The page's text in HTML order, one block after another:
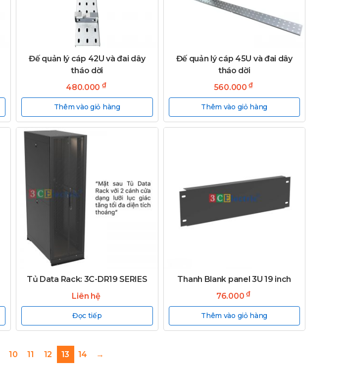
Đế quản lý cáp 42U và đai dây
tháo dời
480.000 ₫
Thêm vào giỏ hàng
Đế quản lý cáp 45U và đai dây
tháo dời
560.000₫
Thêm vào giỏ hàng
Tủ Data Rack: 3C-DR19 SERIES
Liên hệ
Đọc tiếp
Thanh Blank panel 3U 19 inch
76.000 ₫
Thêm vào giỏ hàng
10 11 12 13 14 →